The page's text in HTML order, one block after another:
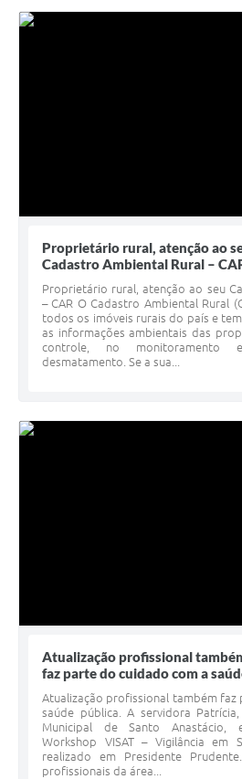
Proprietário rural, atenção ao
Cadastro Ambiental Rural –
Proprietário rural, atenção ao seu
– CAR O Cadastro Ambiental Rural
todos os imóveis rurais do país e
as informações ambientais das
controle, no
desmatamento. Se a sua...
Atualização profissional
faz parte do cuidado com a
Atualização profissional também faz
saúde pública. A servidora
Municipal de Santo Anastácio,
Workshop VISAT – Vigilância em
realizado em Presidente
profissionais da área...